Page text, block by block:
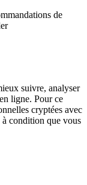
de
suivre, analyser
ligne. Pour ce
cryptées avec
à condition que vous